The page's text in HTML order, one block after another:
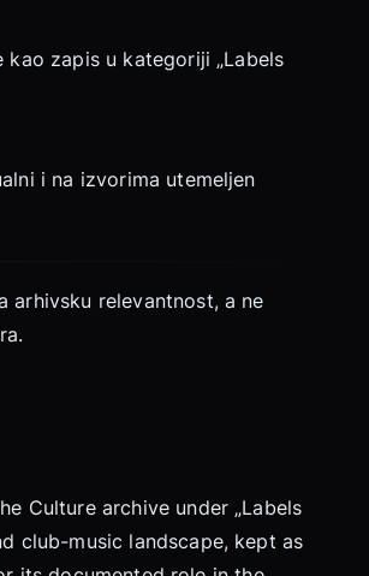
zapis u kategoriji „Labels
i na izvorima utemeljen
arhivsku relevantnost, a ne
Culture archive under „Labels
club-music landscape, kept as